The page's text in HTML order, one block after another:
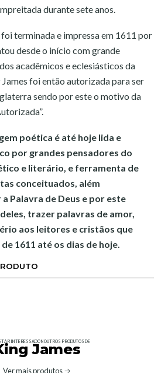
durante sete anos.
terminada e impressa em 1611 por
desde o início com grande
acadêmicos e eclesiásticos da
foi então autorizada para ser
sendo por este o motivo da
poética é até hoje lida e
por grandes pensadores do
e literário, e ferramenta de
conceituados, além
Palavra de Deus e por este
trazer palavras de amor,
aos leitores e cristãos que
1611 até os dias de hoje.
INTERESSADO NOUTROS PRODUTOS DE
James
Ver mais produtos